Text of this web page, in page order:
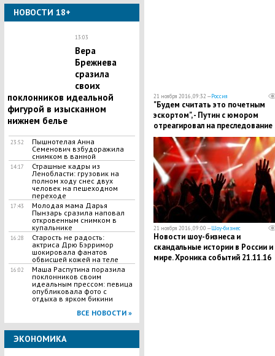
НОВОСТИ 18+
13:03
Вера
Брежнева
сразила
своих
поклонников идеальной
фигурой в изысканном
нижнем белье
23:52
Пышнотелая Анна
Семенович взбудоражила
снимком в ванной
14:17
Страшные кадры из
Ленобласти: грузовик на
полном ходу снес двух
человек на пешеходном
переходе
17:43
Молодая мама Дарья
Пынзарь сразила наповал
откровенным снимком в
купальнике
16:28
Старость не радость:
актриса Дрю Бэрримор
шокировала фанатов
обвисшей кожей на теле
16:02
Маша Распутина поразила
поклонников своим
идеальным прессом: певица
опубликовала фото с
отдыха в ярком бикини
ВСЕ НОВОСТИ »
ЭКОНОМИКА
21 ноября 2016, 09:32 —Россия
"Будем считать это почетным
эскортом", - Путин с юмором
отреагировал на преследование
спецборта РФ швейцарскими
истребителями
21 ноября 2016, 09:00 —Шоу-бизнес
Новости шоу-бизнеса и
скандальные истории в России и
мире. Хроника событий 21.11.16